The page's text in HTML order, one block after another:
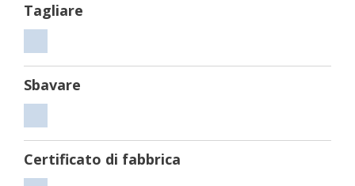
Tagliare
Sbavare
Certificato di fabbrica